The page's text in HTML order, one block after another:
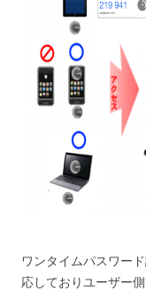
ワンタイムパスワー
応しておりユーザー